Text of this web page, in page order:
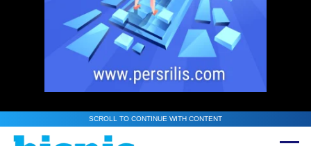
SCROLL TO CONTINUE WITH CONTENT